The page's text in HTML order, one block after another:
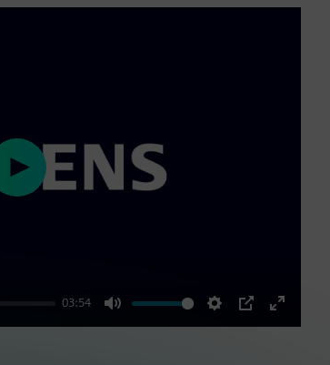
03:54
Mute Settings
PIP
Enter
Play